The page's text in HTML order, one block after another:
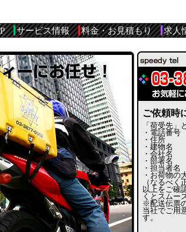
サービス情報 料金・お見積もり 求人
ご依頼時
「荷受先」
・電話番号
・住所
・建物名
・会社名
・部署名
・担当者名
・お荷物の
（なるべく
以上をご確
くとスムー
※配送伝票
当社でご用
す。